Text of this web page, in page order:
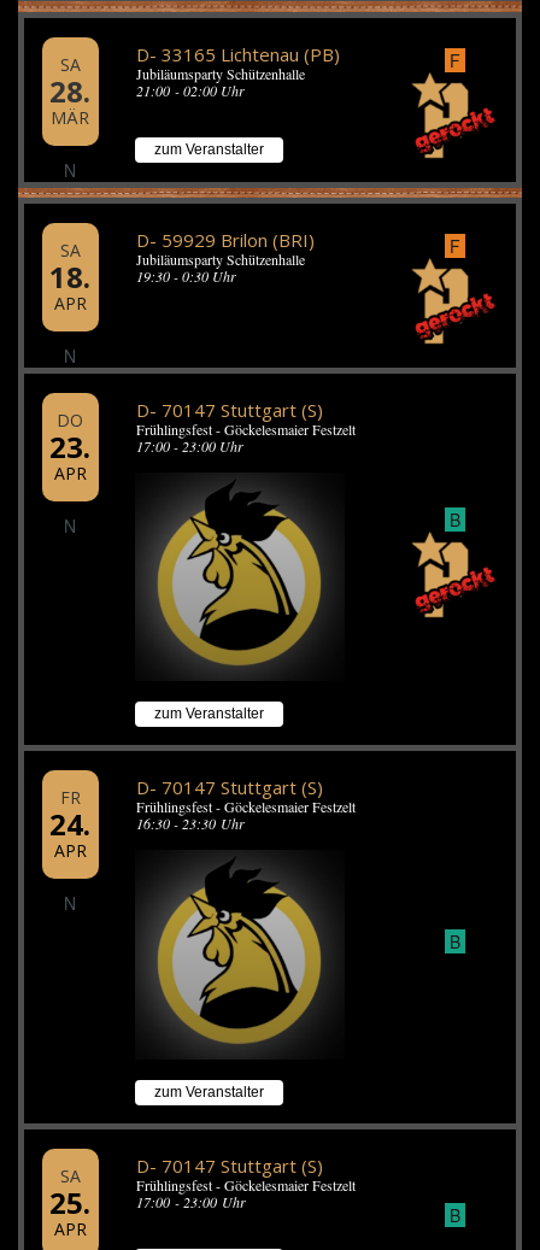
SA
28.
MÄR
N
D- 33165 Lichtenau (PB)
Jubiläumsparty Schützenhalle
21:00 - 02:00 Uhr
zum Veranstalter
F
SA
18.
APR
N
D- 59929 Brilon (BRI)
Jubiläumsparty Schützenhalle
19:30 - 0:30 Uhr
F
DO
23.
APR
N
D- 70147 Stuttgart (S)
Frühlingsfest - Göckelesmaier Festzelt
17:00 - 23:00 Uhr
zum Veranstalter
B
FR
24.
APR
N
D- 70147 Stuttgart (S)
Frühlingsfest - Göckelesmaier Festzelt
16:30 - 23:30 Uhr
zum Veranstalter
B
SA
25.
APR
D- 70147 Stuttgart (S)
Frühlingsfest - Göckelesmaier Festzelt
17:00 - 23:00 Uhr
B